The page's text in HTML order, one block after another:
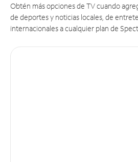
Obtén más opciones de TV cuando
de deportes y noticias locales, de
internacionales a cualquier plan de